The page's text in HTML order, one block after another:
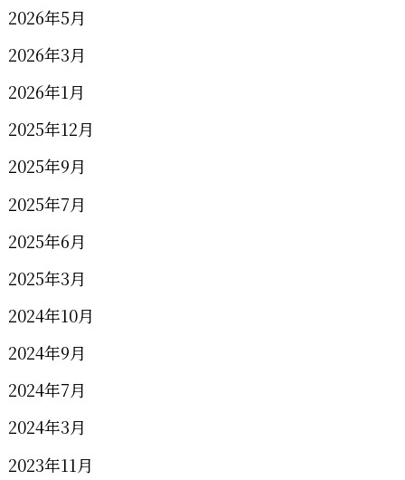
2026年5月
2026年3月
2026年1月
2025年12月
2025年9月
2025年7月
2025年6月
2025年3月
2024年10月
2024年9月
2024年7月
2024年3月
2023年11月